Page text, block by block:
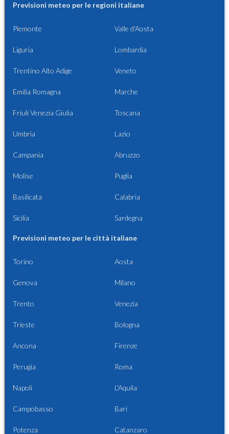
Previsioni meteo per le regioni italiane
Piemonte Valle d'Aosta
Liguria Lombardia
Trentino Alto Adige Veneto
Emilia Romagna Marche
Friuli Venezia Giulia Toscana
Umbria Lazio
Campania Abruzzo
Molise Puglia
Basilicata Calabria
Sicilia Sardegna
Previsioni meteo per le città italiane
Torino Aosta
Genova Milano
Trento Venezia
Trieste Bologna
Ancona Firenze
Perugia Roma
Napoli L'Aquila
Campobasso Bari
Potenza Catanzaro